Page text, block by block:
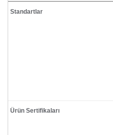
Standartlar
Ürün Sertifikaları